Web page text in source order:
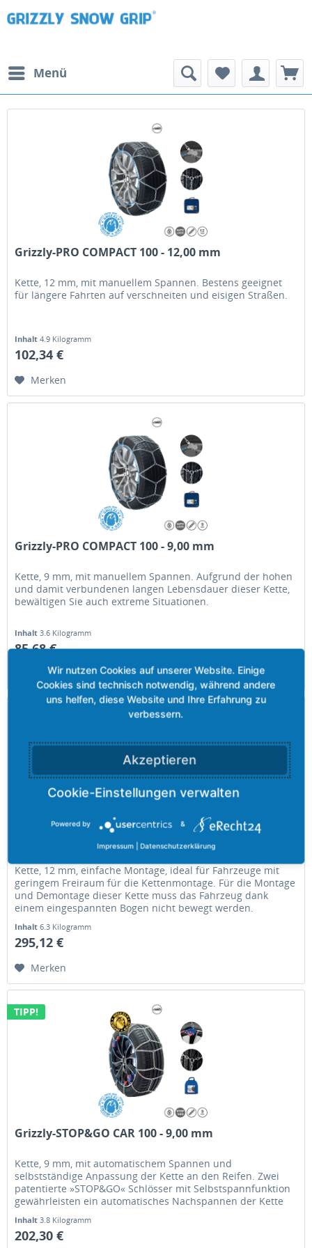
Menü
Grizzly-PRO COMPACT 100 - 12,00 mm
Kette, 12 mm, mit manuellem Spannen. Bestens geeignet
für längere Fahrten auf verschneiten und eisigen Straßen.
Inhalt4.9 Kilogramm
102,34 €
Merken
Grizzly-PRO COMPACT 100 - 9,00 mm
Kette, 9 mm, mit manuellem Spannen. Aufgrund der hohen
und damit verbundenen langen Lebensdauer dieser Kette,
bewältigen Sie auch extreme Situationen.
Inhalt3.6 Kilogramm
85,68 €
Merken
Grizzly-STARE RING CAR 100 - 12,00 mm
Kette, 12 mm, einfache Montage, ideal für Fahrzeuge mit
geringem Freiraum für die Kettenmontage. Für die Montage
und Demontage dieser Kette muss das Fahrzeug dank
einem eingespannten Bogen nicht bewegt werden.
Inhalt6.3 Kilogramm
295,12 €
Merken
TIPP!
Grizzly-STOP&GO CAR 100 - 9,00 mm
Kette, 9 mm, mit automatischem Spannen und
selbstständige Anpassung der Kette an den Reifen. Zwei
patentierte »STOP&GO« Schlösser mit Selbstspannfunktion
gewährleisten ein automatisches Nachspannen der Kette
selbst während der Fahrt.
Inhalt3.8 Kilogramm
202,30 €
Akzeptieren
Powered by &
Impressum | Datenschutzerklärung